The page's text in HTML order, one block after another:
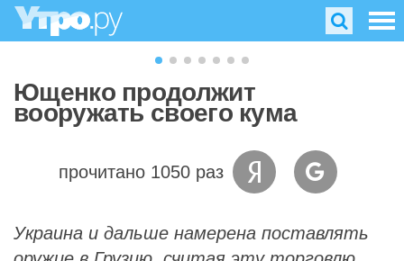
Ющенко продолжит
вооружать своего кума
прочитано 1050 раз
Украина и дальше намерена поставлять